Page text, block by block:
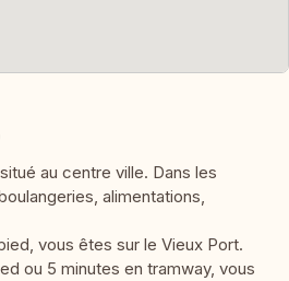
au centre ville. Dans les
alimentations,
vous êtes sur le Vieux Port.
ou 5 minutes en tramway, vous